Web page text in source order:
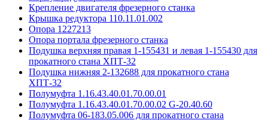
Крепление двигателя фрезерного станка
Крышка редуктора 110.11.01.002
Опора 1227213
Опора портала фрезерного станка
Подушка верхняя правая 1-155431 и левая 1-155430 для
прокатного стана ХПТ-32
Подушка нижняя 2-132688 для прокатного стана
ХПТ-32
Полумуфта 1.16.43.40.01.70.00.01
Полумуфта 1.16.43.40.01.70.00.02 G-20.40.60
Полумуфта 06-183.05.006 для прокатного стана